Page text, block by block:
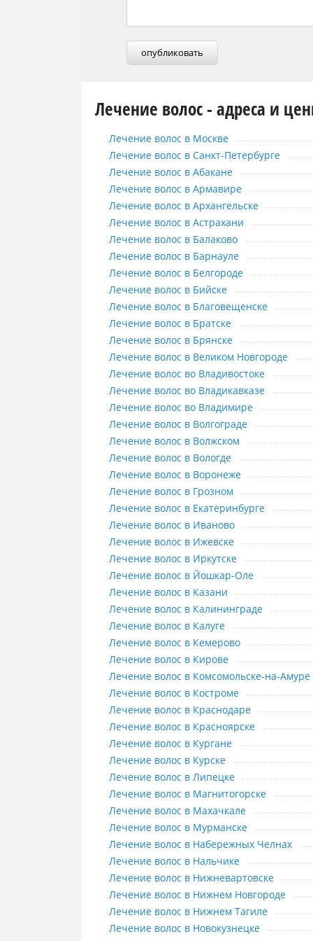
опубликовать
Лечение волос - адреса и
Лечение волос в Москве
Лечение волос в Москве
Лечение волос в Санкт-
Лечение волос в Санкт-Петербурге
Лечение волос в Абакане
Лечение волос в Абакане
Лечение волос в Армавире
Лечение волос в Армавире
Лечение волос в Архангельске
Лечение волос в Архангельске
Лечение волос в Астрахани
Лечение волос в Астрахани
Лечение волос в Балаково
Лечение волос в Балаково
Лечение волос в Барнауле
Лечение волос в Барнауле
Лечение волос в Белгороде
Лечение волос в Белгороде
Лечение волос в Бийске
Лечение волос в Бийске
Лечение волос в Благовещенске
Лечение волос в Благовещенске
Лечение волос в Братске
Лечение волос в Братске
Лечение волос в Брянске
Лечение волос в Брянске
Лечение волос в Великом
Лечение волос в Великом Новгороде
Лечение волос во Владивостоке
Лечение волос во Владивостоке
Лечение волос во Владикавказе
Лечение волос во Владикавказе
Лечение волос во Владимире
Лечение волос во Владимире
Лечение волос в Волгограде
Лечение волос в Волгограде
Лечение волос в Волжском
Лечение волос в Волжском
Лечение волос в Вологде
Лечение волос в Вологде
Лечение волос в Воронеже
Лечение волос в Воронеже
Лечение волос в Грозном
Лечение волос в Грозном
Лечение волос в Екатеринбурге
Лечение волос в Екатеринбурге
Лечение волос в Иваново
Лечение волос в Иваново
Лечение волос в Ижевске
Лечение волос в Ижевске
Лечение волос в Иркутске
Лечение волос в Иркутске
Лечение волос в Йошкар-Оле
Лечение волос в Йошкар-Оле
Лечение волос в Казани
Лечение волос в Казани
Лечение волос в Калининграде
Лечение волос в Калининграде
Лечение волос в Калуге
Лечение волос в Калуге
Лечение волос в Кемерово
Лечение волос в Кемерово
Лечение волос в Кирове
Лечение волос в Кирове
Лечение волос в Комсомольске-
Лечение волос в Комсомольске-на-Амуре
Лечение волос в Костроме
Лечение волос в Костроме
Лечение волос в Краснодаре
Лечение волос в Краснодаре
Лечение волос в Красноярске
Лечение волос в Красноярске
Лечение волос в Кургане
Лечение волос в Кургане
Лечение волос в Курске
Лечение волос в Курске
Лечение волос в Липецке
Лечение волос в Липецке
Лечение волос в Магнитогорске
Лечение волос в Магнитогорске
Лечение волос в Махачкале
Лечение волос в Махачкале
Лечение волос в Мурманске
Лечение волос в Мурманске
Лечение волос в Набережных
Лечение волос в Набережных Челнах
Лечение волос в Нальчике
Лечение волос в Нальчике
Лечение волос в Нижневартовске
Лечение волос в Нижневартовске
Лечение волос в Нижнем
Лечение волос в Нижнем Новгороде
Лечение волос в Нижнем Тагиле
Лечение волос в Нижнем Тагиле
Лечение волос в Новокузнецке
Лечение волос в Новокузнецке